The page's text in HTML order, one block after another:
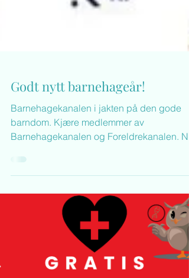
Godt nytt barnehageår!
Barnehagekanalen i jakten på den gode
barndom. Kjære medlemmer av
Barnehagekanalen og Foreldrekanalen. Nå
er vi klare for et nytt...